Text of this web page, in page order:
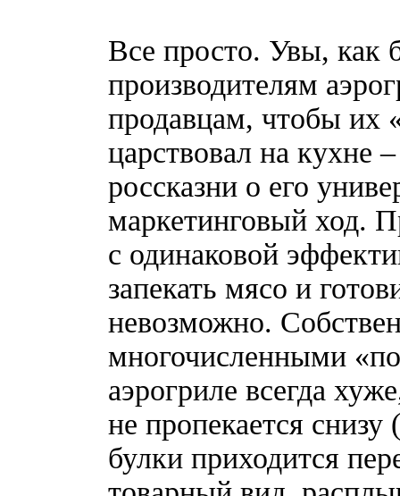
Все просто. Увы, как
производителям
продавцам, чтобы их
царствовал на кухне
россказни о его
маркетинговый ход.
с одинаковой
запекать мясо и
невозможно.
многочисленными
аэрогриле всегда
не пропекается
булки приходится